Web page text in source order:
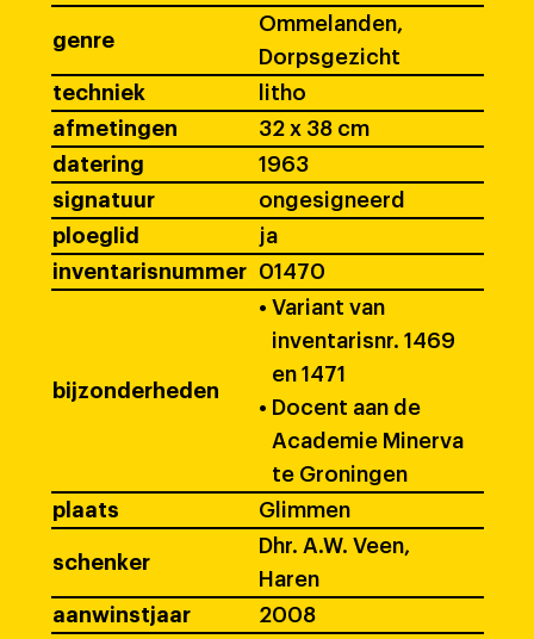
genre
Ommelanden,
Dorpsgezicht
techniek
litho
afmetingen
32 x 38 cm
datering
1963
signatuur
ongesigneerd
ploeglid
ja
inventarisnummer
01470
bijzonderheden
• Variant van
inventarisnr. 1469
en 1471
• Docent aan de
Academie Minerva
te Groningen
plaats
Glimmen
schenker
Dhr. A.W. Veen,
Haren
aanwinstjaar
2008